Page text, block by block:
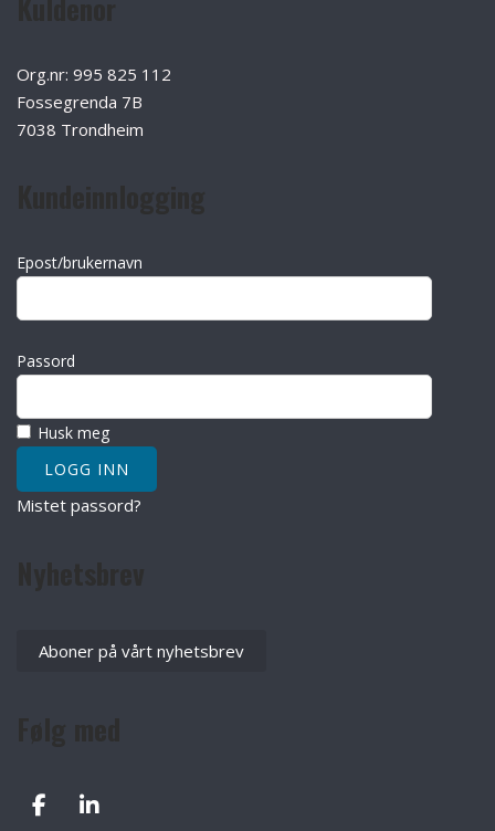
Org.nr: 995 825 112
Fossegrenda 7B
7038 Trondheim
Epost/brukernavn
Passord
Husk meg
Mistet passord?
Aboner på vårt nyhetsbrev